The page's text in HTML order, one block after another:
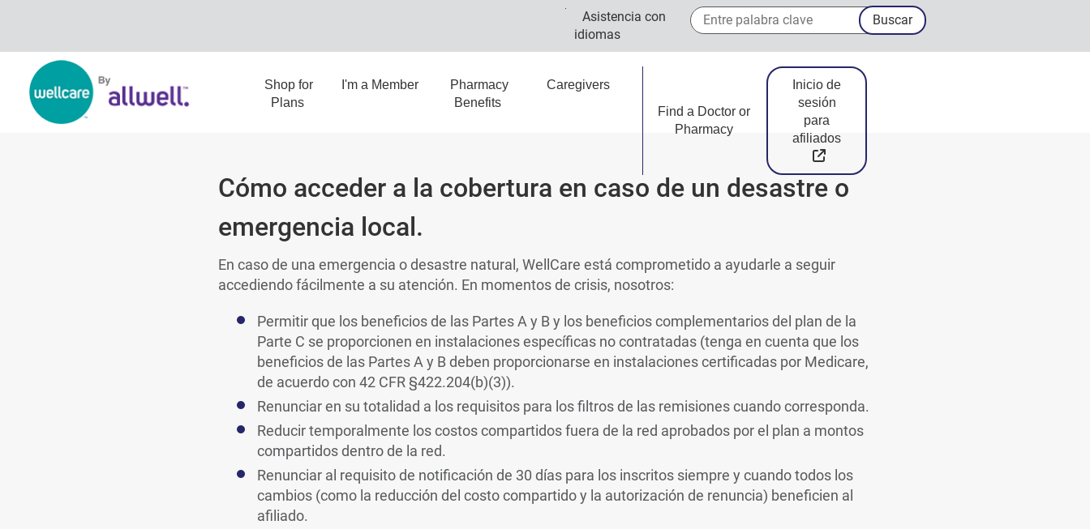
Asistencia con
idiomas
Entre palabra clave Buscar
Shop for
Plans
I'm a Member
Pharmacy
Benefits
Caregivers
Find a Doctor or
Pharmacy
Inicio de
sesión
para
afiliados
External Link
Cómo acceder a la cobertura en caso de un desastre o
emergencia local.
En caso de una emergencia o desastre natural, WellCare está comprometido a ayudarle a seguir
accediendo fácilmente a su atención. En momentos de crisis, nosotros:
Permitir que los beneficios de las Partes A y B y los beneficios complementarios del plan de la
Parte C se proporcionen en instalaciones específicas no contratadas (tenga en cuenta que los
beneficios de las Partes A y B deben proporcionarse en instalaciones certificadas por Medicare,
de acuerdo con 42 CFR §422.204(b)(3)).
Renunciar en su totalidad a los requisitos para los filtros de las remisiones cuando corresponda.
Reducir temporalmente los costos compartidos fuera de la red aprobados por el plan a montos
compartidos dentro de la red.
Renunciar al requisito de notificación de 30 días para los inscritos siempre y cuando todos los
cambios (como la reducción del costo compartido y la autorización de renuncia) beneficien al
afiliado.